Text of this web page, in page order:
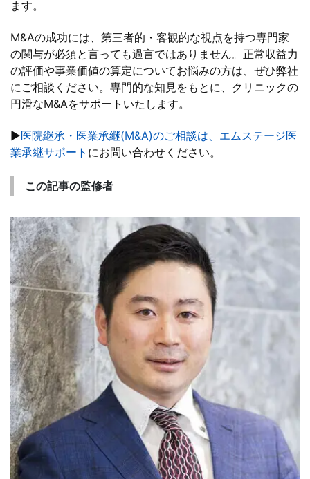
ます。
M&Aの成功には、第三者的・客観的な視点を持つ専門家
の関与が必須と言っても過言ではありません。正常収益力
の評価や事業価値の算定についてお悩みの方は、ぜひ弊社
にご相談ください。専門的な知見をもとに、クリニックの
円滑なM&Aをサポートいたします。
▶医院継承・医業承継(M&A)のご相談は、エムステージ医
業承継サポート にお問い合わせください。
この記事の監修者